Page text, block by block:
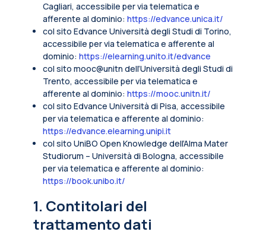
Cagliari, accessibile per via telematica e
afferente al dominio: https://edvance.unica.it/
col sito Edvance Università degli Studi di Torino,
accessibile per via telematica e afferente al
dominio: https://elearning.unito.it/edvance
col sito mooc@unitn dell’Università degli Studi di
Trento, accessibile per via telematica e
afferente al dominio: https://mooc.unitn.it/
col sito Edvance Università di Pisa, accessibile
per via telematica e afferente al dominio:
https://edvance.elearning.unipi.it
col sito UniBO Open Knowledge dell’Alma Mater
Studiorum – Università di Bologna, accessibile
per via telematica e afferente al dominio:
https://book.unibo.it/
1. Contitolari del
trattamento dati